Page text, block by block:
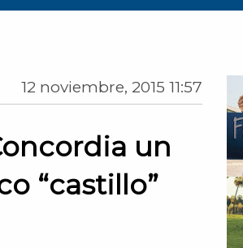
12 noviembre, 2015 11:57
un
“castillo”